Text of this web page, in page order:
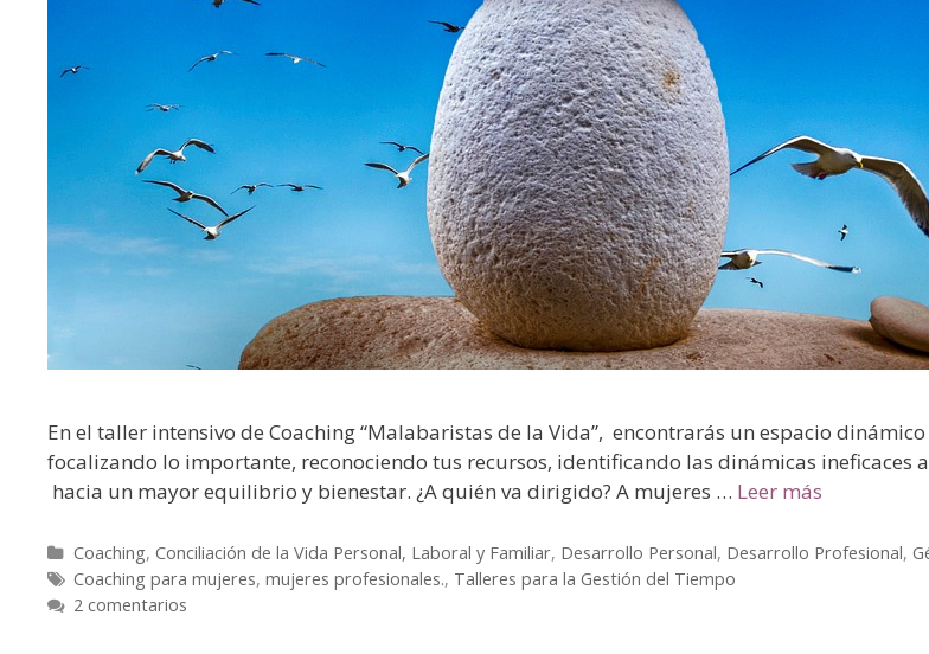
En el taller intensivo de Coaching “Malabaristas de la Vida”, encontrarás un espacio
focalizando lo importante, reconociendo tus recursos, identificando las dinámicas
hacia un mayor equilibrio y bienestar. ¿A quién va dirigido? A mujeres … Leer más
Coaching, Conciliación de la Vida Personal, Laboral y Familiar, Desarrollo Personal, Desarrollo Profesional,
Coaching para mujeres, mujeres profesionales., Talleres para la Gestión del Tiempo
2 comentarios